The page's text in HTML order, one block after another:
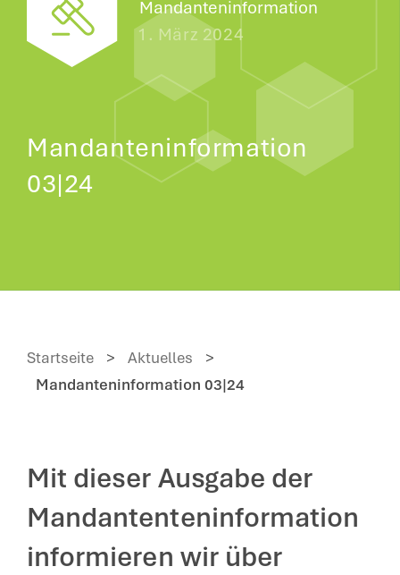
Mandanteninformation
1. März 2024
Mandanteninformation
03|24
Startseite > Aktuelles
>
Mandanteninformation 03|24
Mit dieser Ausgabe der
Mandantenteninformation
informieren wir über